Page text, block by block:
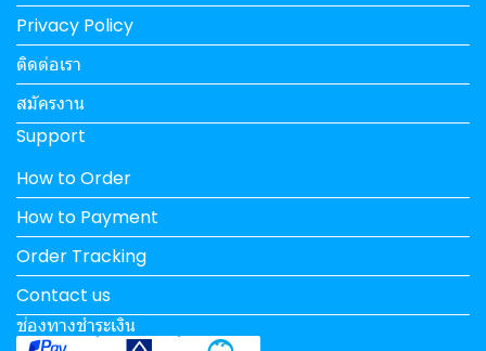
Privacy Policy
ติดต่อเรา
สมัครงาน
Support
How to Order
How to Payment
Order Tracking
Contact us
ช่องทางชำระเงิน